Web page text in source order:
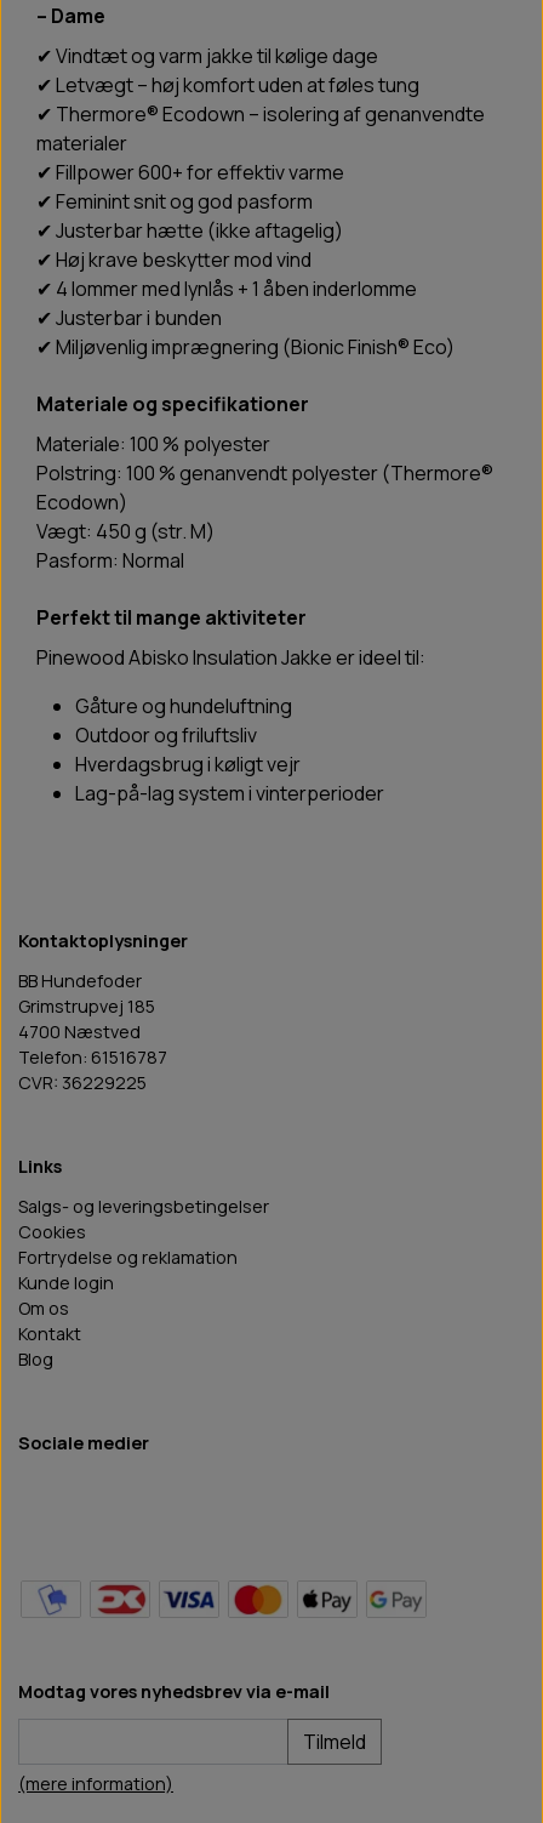
– Dame
✔ Vindtæt og varm jakke til kølige dage
✔ Letvægt – høj komfort uden at føles tung
✔ Thermore® Ecodown – isolering af genanvendte
materialer
✔ Fillpower 600+ for effektiv varme
✔ Feminint snit og god pasform
✔ Justerbar hætte (ikke aftagelig)
✔ Høj krave beskytter mod vind
✔ 4 lommer med lynlås + 1 åben inderlomme
✔ Justerbar i bunden
✔ Miljøvenlig imprægnering (Bionic Finish® Eco)
Materiale og specifikationer
Materiale: 100 % polyester
Polstring: 100 % genanvendt polyester (Thermore®
Ecodown)
Vægt: 450 g (str. M)
Pasform: Normal
Perfekt til mange aktiviteter
Pinewood Abisko Insulation Jakke er ideel til:
Gåture og hundeluftning
Outdoor og friluftsliv
Hverdagsbrug i køligt vejr
Lag-på-lag system i vinterperioder
Kontaktoplysninger
BB Hundefoder
Grimstrupvej 185
4700 Næstved
Telefon: 61516787
CVR: 36229225
Links
Salgs- og leveringsbetingelser
Cookies
Fortrydelse og reklamation
Kunde login
Om os
Kontakt
Blog
Sociale medier
Modtag vores nyhedsbrev via e-mail
Tilmeld
(mere information)